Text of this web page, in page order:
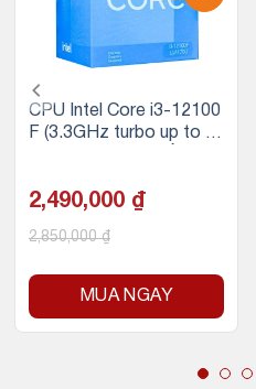
CPU Intel Core i3-12100
F (3.3GHz turbo up to 4.
2,490,000 ₫
2,850,000₫
MUA NGAY